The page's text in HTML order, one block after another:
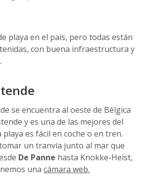
playa en el país, pero todas están
con buena infraestructura y
se encuentra al oeste de Bélgica
y es una de las mejores del
playa es fácil en coche o en tren.
un tranvía junto al mar que
De Panne hasta Knokke-Heist,
una cámara web.